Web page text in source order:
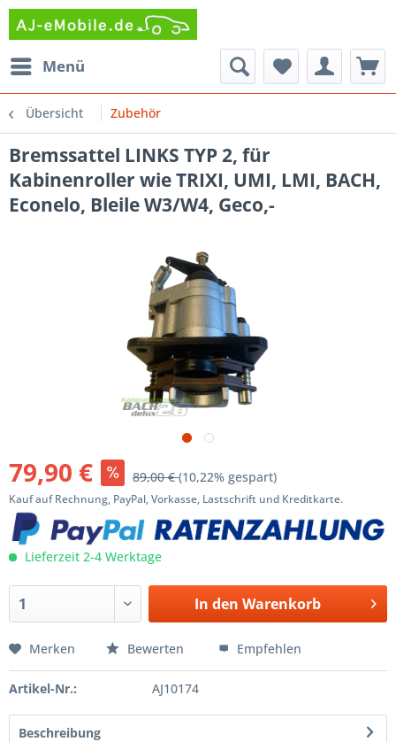
Menü
Übersicht Zubehör
Bremssattel LINKS TYP 2, für
Kabinenroller wie TRIXI, UMI, LMI, BACH,
Econelo, Bleile W3/W4, Geco,-
79,90 € 89,00 €(10,22% gespart)
Kauf auf Rechnung, PayPal, Vorkasse, Lastschrift und Kreditkarte.
Lieferzeit 2-4 Werktage
In den Warenkorb
Merken Bewerten Empfehlen
Artikel-Nr.: AJ10174
Beschreibung